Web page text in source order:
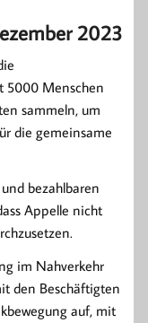
2023
5000 Menschen
sammeln, um
die gemeinsame
bezahlbaren
Appelle nicht
im Nahverkehr
den Beschäftigten
auf, mit